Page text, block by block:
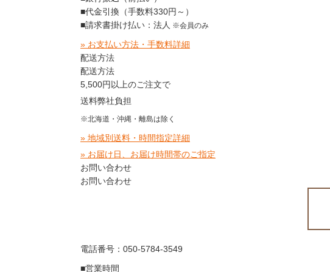
■代金引換（手数料330円～）
■請求書掛け払い：法人 ※会員のみ
» お支払い方法・手数料詳細
配送方法
配送方法
5,500円以上のご注文で
送料弊社負担
※北海道・沖縄・離島は除く
» 地域別送料・時間指定詳細
» お届け日、お届け時間帯のご指定
お問い合わせ
お問い合わせ
電話番号：050-5784-3549
■営業時間